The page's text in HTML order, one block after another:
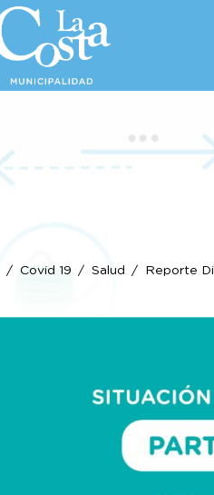
Covid 19 Salud Reporte